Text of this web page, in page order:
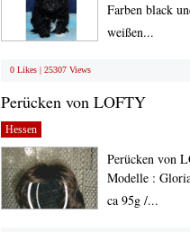
Farben black
weißen...
0 Likes | 25307 Views
Perücken von LOFTY
Hessen
Perücken von
Modelle :
ca 95g /...